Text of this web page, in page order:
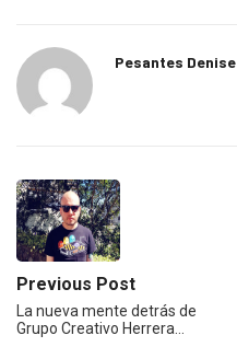
Pesantes Denise
Previous Post
La nueva mente detrás de
Grupo Creativo Herrera…